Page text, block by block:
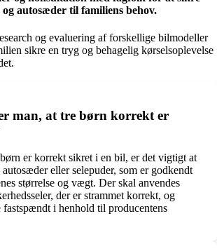
autosæder til familiens behov.
og evaluering af forskellige bilmodeller
sikre en tryg og behagelig kørselsoplevelse
man, at tre børn korrekt er
er korrekt sikret i en bil, er det vigtigt at
autosæder eller selepuder, som er godkendt
størrelse og vægt. Der skal anvendes
der er strammet korrekt, og
i henhold til producentens